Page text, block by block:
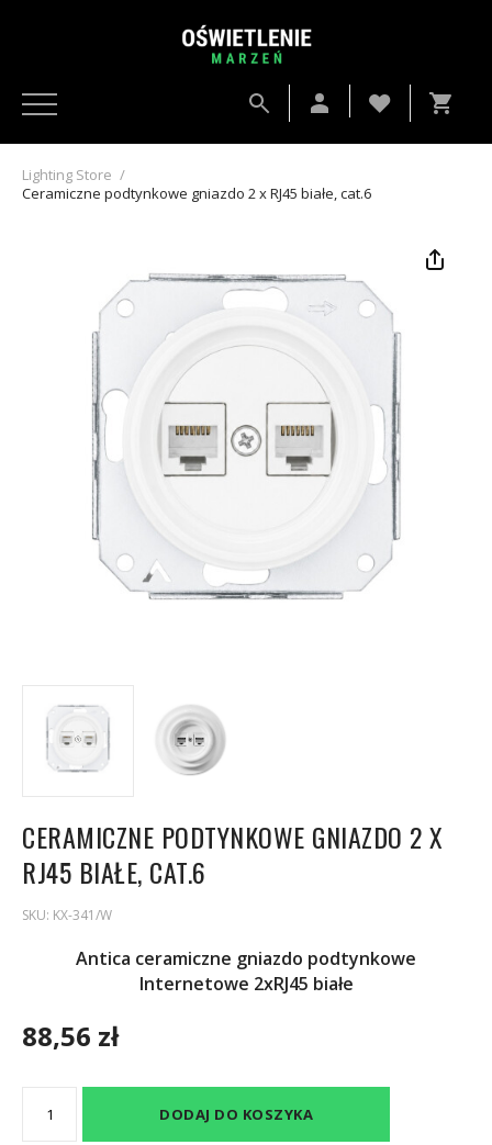
Lighting Store /
Ceramiczne podtynkowe gniazdo 2 x RJ45 białe, cat.6
CERAMICZNE PODTYNKOWE GNIAZDO 2 X
RJ45 BIAŁE, CAT.6
SKU: KX-341/W
Antica ceramiczne gniazdo podtynkowe
Internetowe 2xRJ45 białe
88,56 zł
DODAJ DO KOSZYKA